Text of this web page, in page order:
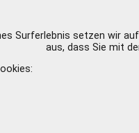
Surferlebnis setzen wir
aus, dass Sie mit